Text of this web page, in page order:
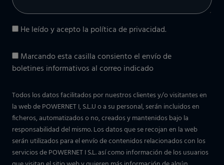
He leído y acepto la política de privacidad.
Marcando esta casilla consiento el envío de
boletines informativos al correo indicado
Todos los datos facilitados por nuestros clientes y/o visitantes en
la web de POWERNET I, S.L.U o a su personal, serán incluidos en
ficheros, automatizados o no, creados y mantenidos bajo la
responsabilidad del mismo. Los datos que se recojan en la web
serán utilizados para el envío de contenidos relacionados con los
servicios de POWERNET I S.L. así como información de los usuarios